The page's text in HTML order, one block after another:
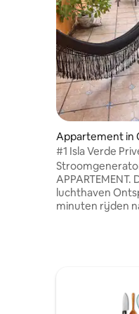
Appartement in
#1 Isla Verde
ontbijt/strand/
luchthaven
minuten rijden
genoeg voor
en